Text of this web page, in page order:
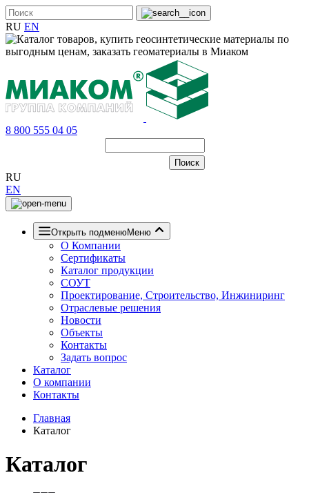
RU EN
8 800 555 04 05
RU
EN
Открыть подменюМеню
О Компании
Сертификаты
Каталог продукции
СОУТ
Проектирование, Строительство, Инжиниринг
Отраслевые решения
Новости
Объекты
Контакты
Задать вопрос
Каталог
О компании
Контакты
Главная
Каталог
Каталог